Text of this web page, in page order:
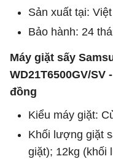
Sản xuất tại:
Bảo hành: 24
Máy giặt sấy
WD21T6500GV/SV
đồng
Kiểu máy giặt:
Khối lượng giặt
giặt); 12kg (khối